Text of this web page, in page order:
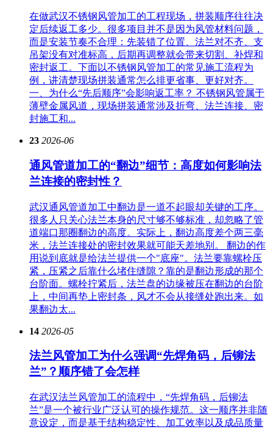
在做武汉不锈钢风管加工的工程现场，拼装顺序往往决
定后续返工多少。很多项目并不是因为风管材料问题，
而是安装节奏不合理：先装错了位置、法兰对不齐、支
吊架没有对准标高，后期再调整就会带来切割、补焊和
密封返工。下面以不锈钢风管加工的常见施工流程为
例，讲清楚现场拼装通常怎么排更省事、更好对齐。
一、为什么“先后顺序”会影响返工率？ 不锈钢风管属于
薄壁金属风道，现场拼装通常涉及折弯、法兰连接、密
封施工和...
23 2026-06
通风管道加工的“翻边”细节：高度如何影响法
兰连接的密封性？
武汉通风管道加工中翻边是一道不起眼却关键的工序。
很多人只关心法兰本身的尺寸够不够标准，却忽略了管
道端口那圈翻边的高度。实际上，翻边高度差个两三毫
米，法兰连接处的密封效果就可能天差地别。 翻边的作
用说到底就是给法兰提供一个"底座"。法兰要靠螺栓压
紧，压紧之后靠什么堵住缝隙？靠的是翻边形成的那个
台阶面。螺栓拧紧后，法兰盘的边缘被压在翻边的台阶
上，中间再垫上密封条，风才不会从接缝处跑出来。如
果翻边太...
14 2026-05
法兰风管加工为什么强调“先焊角码，后铆法
兰”？顺序错了会怎样
在武汉法兰风管加工的流程中，“先焊角码，后铆法
兰”是一个被行业广泛认可的操作规范。这一顺序并非随
意设定，而是基于结构稳定性、加工效率以及成品质量